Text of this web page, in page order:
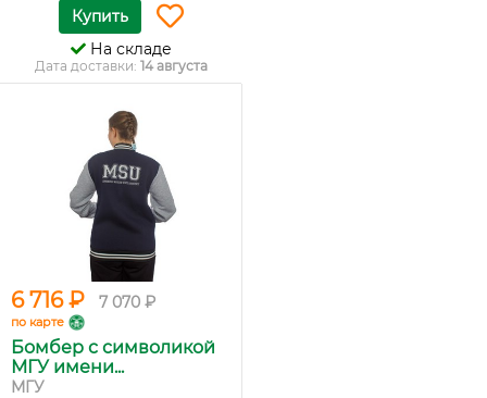
Купить
На складе
Дата доставки: 14 августа
6 716 ₽ 7 070 ₽
по карте
Бомбер с символикой
МГУ имени...
МГУ